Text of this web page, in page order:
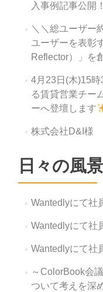
入事例記事公開！
＼＼総ユーザー
ユーザーを表彰
Reflector）」を
4月23日(木)15
る賃貸営業チー
ーへ登壇します
株式会社D&I様
日々の風景
Wantedlyにて社
Wantedlyにて社
Wantedlyにて社
～ColorBook会
ついて考えを深